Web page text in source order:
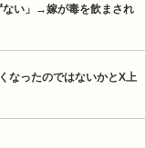
ない」→嫁が毒を飲まされ
なったのではないかとX上